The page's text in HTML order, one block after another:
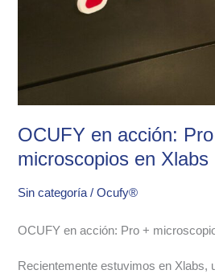
OCUFY en acción:
microscopios en Xlabs
Sin categoría /Ocufy®
OCUFY en acción: Pro +
Recientemente estuvimos en Xlabs,
en